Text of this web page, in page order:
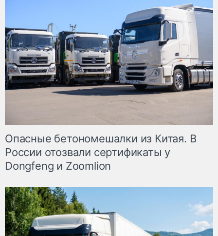
Опасные бетономешалки из Китая. В
России отозвали сертификаты у
Dongfeng и Zoomlion